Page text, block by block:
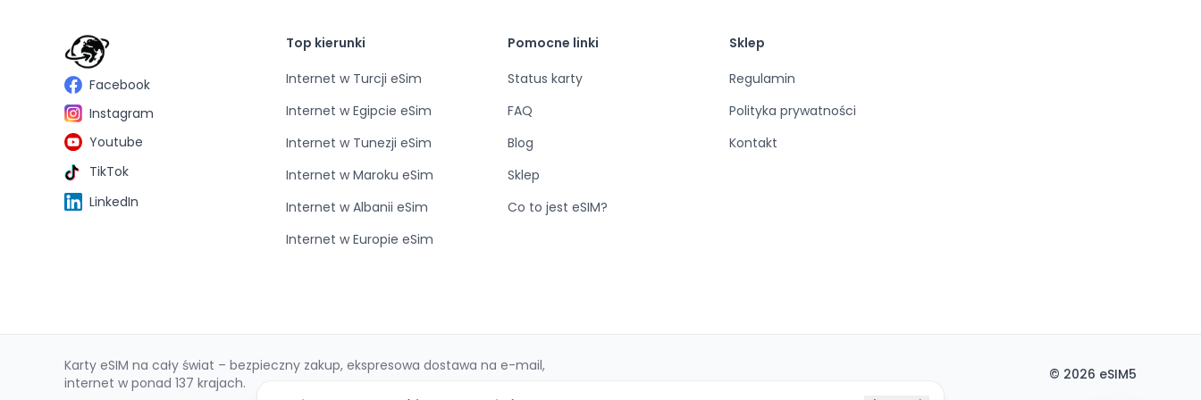
Facebook
Instagram
Youtube
TikTok
LinkedIn
Top kierunki
Internet w Turcji eSim
Internet w Egipcie eSim
Internet w Tunezji eSim
Internet w Maroku eSim
Internet w Albanii eSim
Internet w Europie eSim
Pomocne linki
Status karty
FAQ
Blog
Sklep
Co to jest eSIM?
Sklep
Regulamin
Polityka prywatności
Kontakt
Karty eSIM na cały świat – bezpieczny zakup, ekspresowa dostawa na e-mail,
internet w ponad 137 krajach.
© 2026 eSIM5